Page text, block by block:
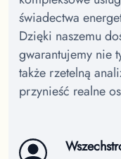
świadectwa
Dzięki naszemu
gwarantujemy nie
także rzetelną
przynieść realne